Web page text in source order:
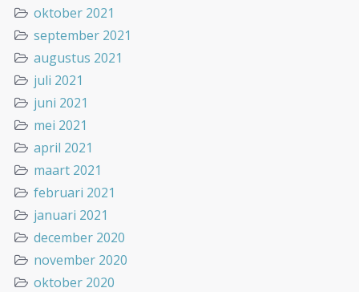
oktober 2021
september 2021
augustus 2021
juli 2021
juni 2021
mei 2021
april 2021
maart 2021
februari 2021
januari 2021
december 2020
november 2020
oktober 2020